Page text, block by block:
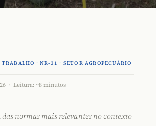
· NR-31 · SETOR AGROPECUÁRIO
· Leitura: ~8 minutos
das normas mais relevantes no contexto